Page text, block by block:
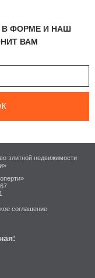
В ФОРМЕ И НАШ
ВАМ
элитной недвижимости
соглашение